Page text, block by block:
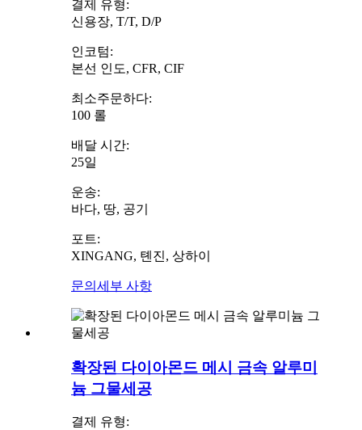
결제 유형:
신용장, T/T, D/P
인코텀:
본선 인도, CFR, CIF
최소주문하다:
100 롤
배달 시간:
25일
운송:
바다, 땅, 공기
포트:
XINGANG, 톈진, 상하이
문의 세부 사항
확장된 다이아몬드 메시 금속 알루미
늄 그물세공
결제 유형: